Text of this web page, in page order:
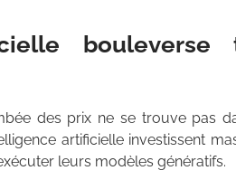
des prix ne se trouve pas
artificielle investissent
leurs modèles génératifs.